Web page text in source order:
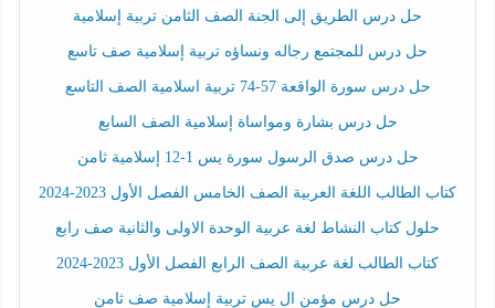
حل درس الطريق إلى الجنة الصف الثامن تربية إسلامية
حل درس للمجتمع رجاله ونساؤه تربية إسلامية صف تاسع
حل درس سورة الواقعة 57-74 تربية اسلامية الصف التاسع
حل درس بشارة ومواساة إسلامية الصف السابع
حل درس صدق الرسول سورة يس 1-12 إسلامية ثامن
كتاب الطالب اللغة العربية الصف الخامس الفصل الأول 2023-2024
حلول كتاب النشاط لغة عربية الوحدة الاولى والثانية صف رابع
كتاب الطالب لغة عربية الصف الرابع الفصل الأول 2023-2024
حل درس مؤمن ال يس تربية إسلامية صف ثامن